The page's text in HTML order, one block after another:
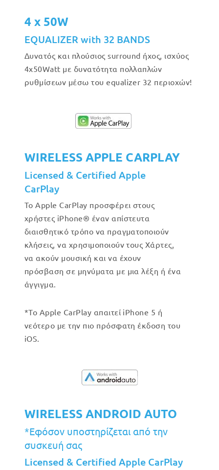
4 x 50W
EQUALIZER with 32 BANDS
Δυνατός και πλούσιος surround ήχος, ισχύος
4x50Watt με δυνατότητα πολλαπλών
ρυθμίσεων μέσω του equalizer 32 περιοχών!
WIRELESS APPLE CARPLAY
Licensed & Certified Apple
CarPlay
Το Apple CarPlay προσφέρει στους
χρήστες iPhone® έναν απίστευτα
διαισθητικό τρόπο να πραγματοποιούν
κλήσεις, να χρησιμοποιούν τους Χάρτες,
να ακούν μουσική και να έχουν
πρόσβαση σε μηνύματα με μια λέξη ή ένα
άγγιγμα.
*Το Apple CarPlay απαιτεί iPhone 5 ή
νεότερο με την πιο πρόσφατη έκδοση του
iOS.
WIRELESS ANDROID AUTO
*Εφόσον υποστηρίζεται από την
συσκευή σας
Licensed & Certified Apple CarPlay